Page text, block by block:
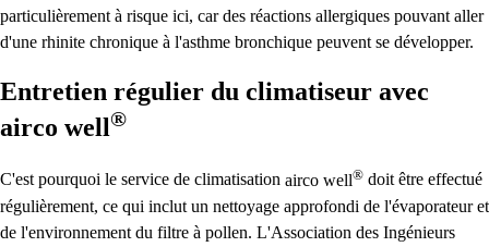
particulièrement à risque ici, car des réactions allergiques pouvant aller
d'une rhinite chronique à l'asthme bronchique peuvent se développer.
Entretien régulier du climatiseur avec
airco well®
C'est pourquoi le service de climatisation airco well® doit être effectué
régulièrement, ce qui inclut un nettoyage approfondi de l'évaporateur et
de l'environnement du filtre à pollen. L'Association des Ingénieurs